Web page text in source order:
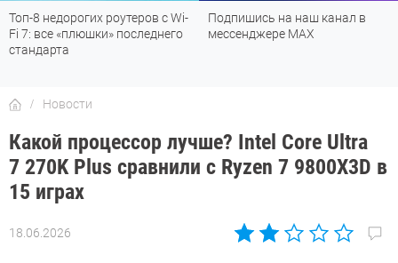
Топ-8 недорогих роутеров с Wi-
Fi 7: все «плюшки» последнего
стандарта
Подпишись на наш канал в
мессенджере МАХ
Новости
Какой процессор лучше? Intel Core Ultra
7 270K Plus сравнили с Ryzen 7 9800X3D в
15 играх
18.06.2026
Автор: